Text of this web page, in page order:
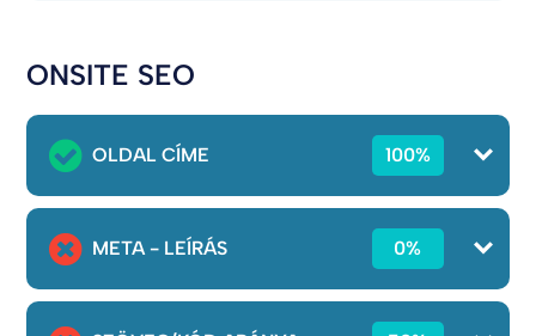
ONSITE SEO
OLDAL CÍME 100%
META - LEÍRÁS 0%